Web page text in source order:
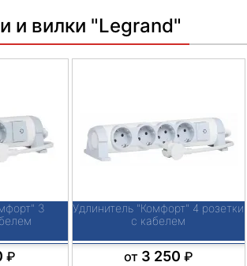
и вилки "Legrand"
3
₽
Удлинитель "Комфорт" 4 розетки
с кабелем
от 3 250 ₽